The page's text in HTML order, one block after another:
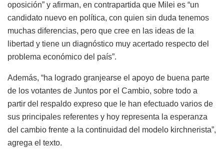
oposición” y afirman, en contrapartida que Milei es “un
candidato nuevo en política, con quien sin duda tenemos
muchas diferencias, pero que cree en las ideas de la
libertad y tiene un diagnóstico muy acertado respecto del
problema económico del país”.
Además, “ha logrado granjearse el apoyo de buena parte
de los votantes de Juntos por el Cambio, sobre todo a
partir del respaldo expreso que le han efectuado varios de
sus principales referentes y hoy representa la esperanza
del cambio frente a la continuidad del modelo kirchnerista”,
agrega el texto.